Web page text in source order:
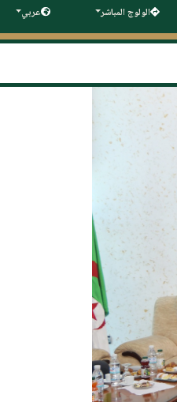
الولوج المباشر عربي